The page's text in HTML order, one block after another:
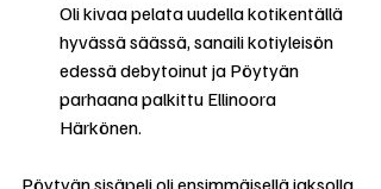
Oli kivaa pelata uudella kotikentällä
hyvässä säässä, sanaili kotiyleisön
edessä debytoinut ja Pöytyän
parhaana palkittu Ellinoora
Härkönen.